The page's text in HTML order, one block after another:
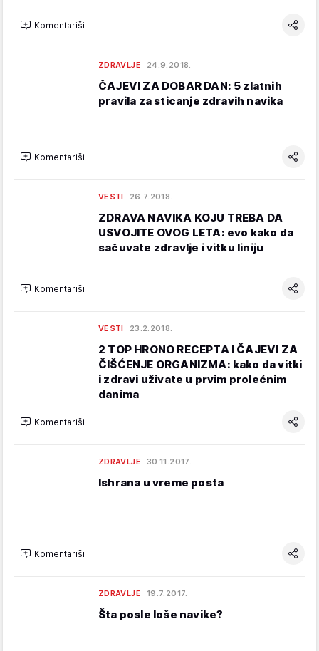
Komentariši
ZDRAVLJE 24.9.2018.
ČAJEVI ZA DOBAR DAN: 5 zlatnih
pravila za sticanje zdravih navika
Komentariši
VESTI 26.7.2018.
ZDRAVA NAVIKA KOJU TREBA DA
USVOJITE OVOG LETA: evo kako da
sačuvate zdravlje i vitku liniju
Komentariši
VESTI 23.2.2018.
2 TOP HRONO RECEPTA I ČAJEVI ZA
ČIŠĆENJE ORGANIZMA: kako da vitki
i zdravi uživate u prvim prolećnim
danima
Komentariši
ZDRAVLJE 30.11.2017.
Ishrana u vreme posta
Komentariši
ZDRAVLJE 19.7.2017.
Šta posle loše navike?